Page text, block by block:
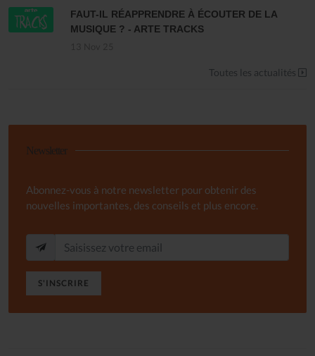
FAUT-IL RÉAPPRENDRE À ÉCOUTER DE LA
MUSIQUE ? - ARTE TRACKS
Toutes les actualités
Newsletter
Abonnez-vous à notre newsletter pour obtenir des
nouvelles importantes, des conseils et plus encore.
S'INSCRIRE